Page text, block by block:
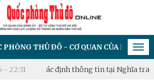
ĐÔ - CƠ QUAN CỦA ĐẢNG ỦY - BỘ TƯ
- 22:31
xác định thông tin tại Nghĩa trang Mai